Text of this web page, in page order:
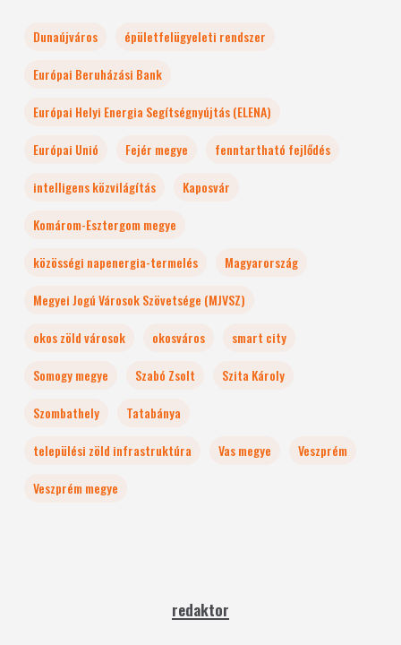
Dunaújváros
épületfelügyeleti rendszer
Európai Beruházási Bank
Európai Helyi Energia Segítségnyújtás (ELENA)
Európai Unió
Fejér megye
fenntartható fejlődés
intelligens közvilágítás
Kaposvár
Komárom-Esztergom megye
közösségi napenergia-termelés
Magyarország
Megyei Jogú Városok Szövetsége (MJVSZ)
okos zöld városok
okosváros
smart city
Somogy megye
Szabó Zsolt
Szita Károly
Szombathely
Tatabánya
települési zöld infrastruktúra
Vas megye
Veszprém
Veszprém megye
redaktor